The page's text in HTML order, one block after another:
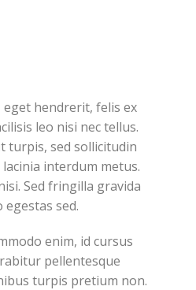
hendrerit, felis ex
leo nisi nec tellus.
turpis, sed sollicitudin
lacinia interdum metus.
Sed fringilla gravida
sed.
enim, id cursus
pellentesque
turpis pretium non.